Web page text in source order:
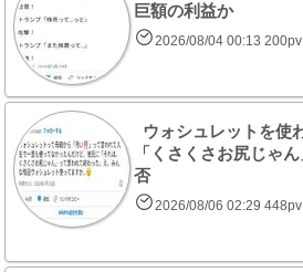
巨額の利益か
2026/08/04 00:13 200pv
ウォシュレットを
「くさくさお尻じゃ
否
2026/08/06 02:29 448pv